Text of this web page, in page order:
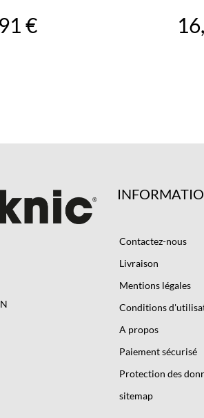
€
Contactez-nous
Livraison
Mentions légales
Conditions
A propos
Paiement sécurisé
Protection des
sitemap